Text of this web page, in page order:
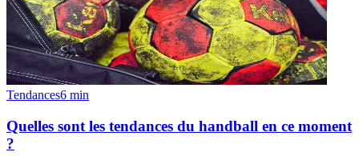
Tendances6 min
Quelles sont les tendances du handball en ce moment
?